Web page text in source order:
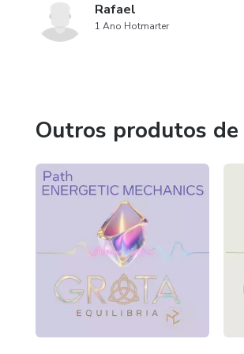
Rafael
1 Ano Hotmarter
Outros produtos